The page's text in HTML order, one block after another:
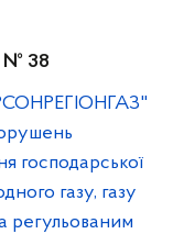
№ 38
господарської
газу, газу
регульованим